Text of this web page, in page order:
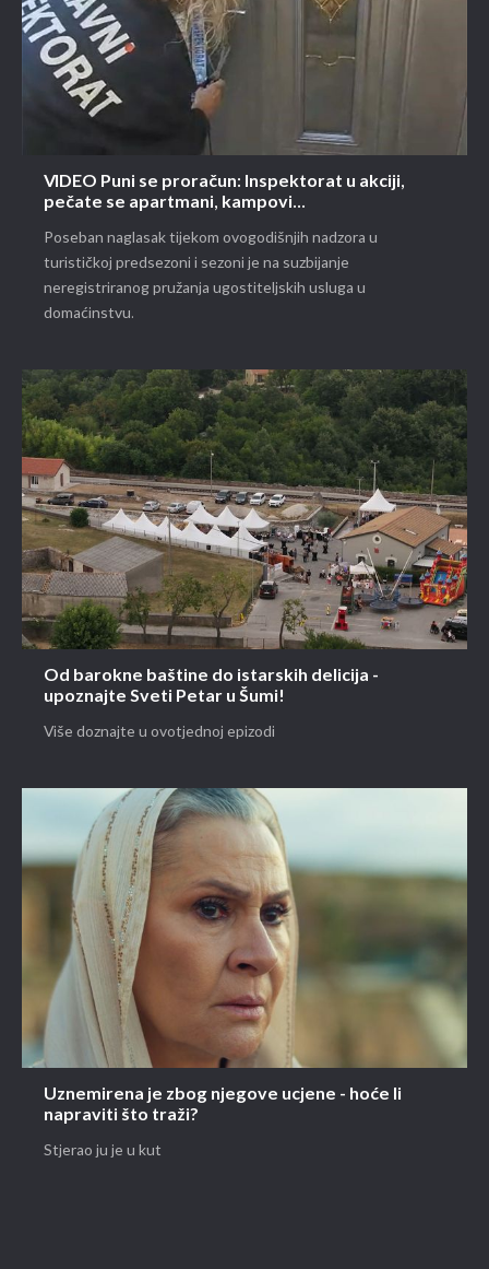
VIDEO Puni se proračun: Inspektorat u akciji,
pečate se apartmani, kampovi...
Poseban naglasak tijekom ovogodišnjih nadzora u
turističkoj predsezoni i sezoni je na suzbijanje
neregistriranog pružanja ugostiteljskih usluga u
domaćinstvu.
Od barokne baštine do istarskih delicija -
upoznajte Sveti Petar u Šumi!
Više doznajte u ovotjednoj epizodi
Uznemirena je zbog njegove ucjene - hoće li
napraviti što traži?
Stjerao ju je u kut